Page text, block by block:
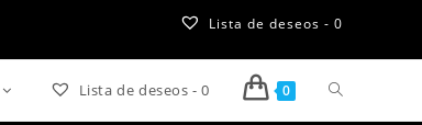
Lista de deseos - 0
Lista de deseos - 0 0 Alternar